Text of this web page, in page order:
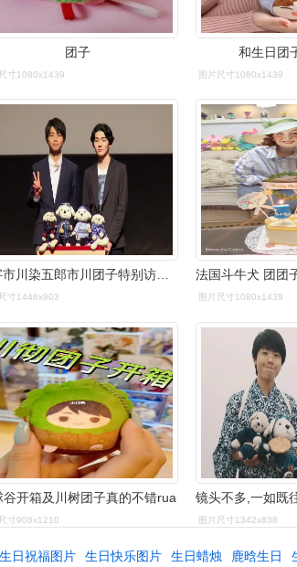
团子
寸1080x1439
和生日团
图片尺寸1080x1439
中字市川染五郎市川团子特别访谈2019
寸1446x903 图片尺寸1080x1439
谷开箱及川树团子真的不错rua
寸908x1210 图片尺寸1342x838
生日祝福图片 生日快乐图片 生日蜡烛 鹿晗生日